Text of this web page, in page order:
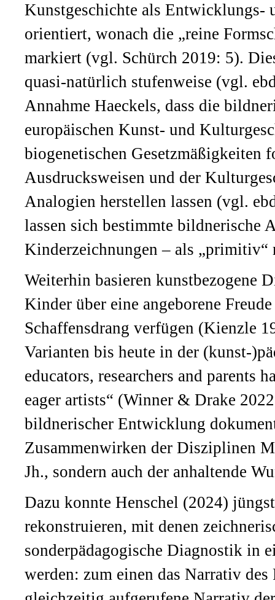
Kunstgeschichte als Entwicklungs-
orientiert, wonach die „reine
markiert (vgl. Schürch 2019: 5).
quasi-natürlich stufenweise (vgl.
Annahme Haeckels, dass die
europäischen Kunst- und
biogenetischen
Ausdrucksweisen und der
Analogien herstellen lassen (vgl.
lassen sich bestimmte bildnerische
Kinderzeichnungen – als „primitiv“
Weiterhin basieren kunstbezogene
Kinder über eine angeborene
Schaffensdrang verfügen (Kienzle
Varianten bis heute in der (kunst-
educators, researchers and parents
eager artists“ (Winner & Drake
bildnerischer Entwicklung
Zusammenwirken der Disziplinen
Jh., sondern auch der anhaltende
Dazu konnte Henschel (2024)
rekonstruieren, mit denen
sonderpädagogische Diagnostik in
werden: zum einen das Narrativ